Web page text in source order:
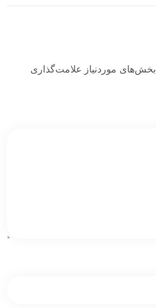
بخش‌های موردنیاز علامت‌گذاری